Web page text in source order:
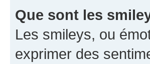
Que sont les
Les smileys, ou
exprimer des